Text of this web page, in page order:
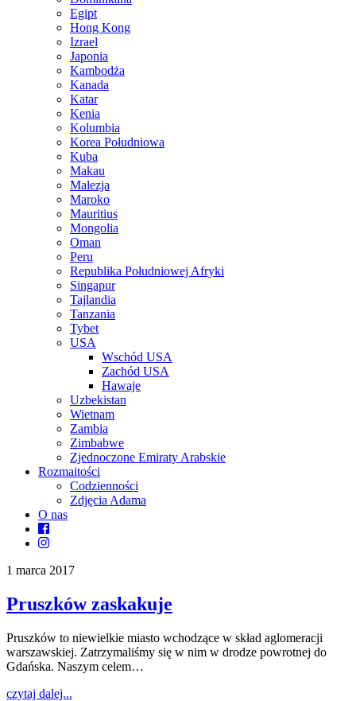
Egipt
Hong Kong
Izrael
Japonia
Kambodża
Kanada
Katar
Kenia
Kolumbia
Korea Południowa
Kuba
Makau
Malezja
Maroko
Mauritius
Mongolia
Oman
Peru
Republika Południowej Afryki
Singapur
Tajlandia
Tanzania
Tybet
USA
Wschód USA
Zachód USA
Hawaje
Uzbekistan
Wietnam
Zambia
Zimbabwe
Zjednoczone Emiraty Arabskie
Rozmaitości
Codzienności
Zdjęcia Adama
O nas
1 marca 2017
Pruszków zaskakuje
Pruszków to niewielkie miasto wchodzące w skład aglomeracji
warszawskiej. Zatrzymaliśmy się w nim w drodze powrotnej do
Gdańska. Naszym celem…
czytaj dalej...